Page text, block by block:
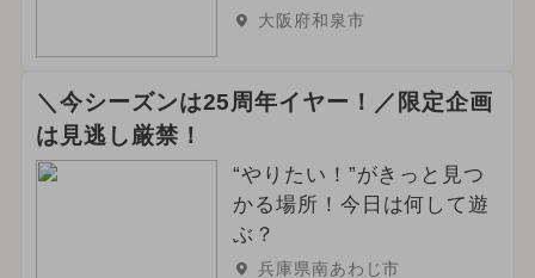
大阪府和泉市
＼今シーズンは25周年イヤー！／限定企画
は見逃し厳禁！
“やりたい！”がきっと見つ
かる場所！今日は何して遊
ぶ？
兵庫県南あわじ市